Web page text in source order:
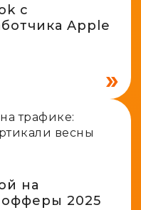
с
Apple
на
2025